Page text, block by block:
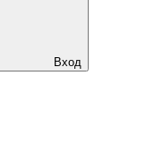
Вход